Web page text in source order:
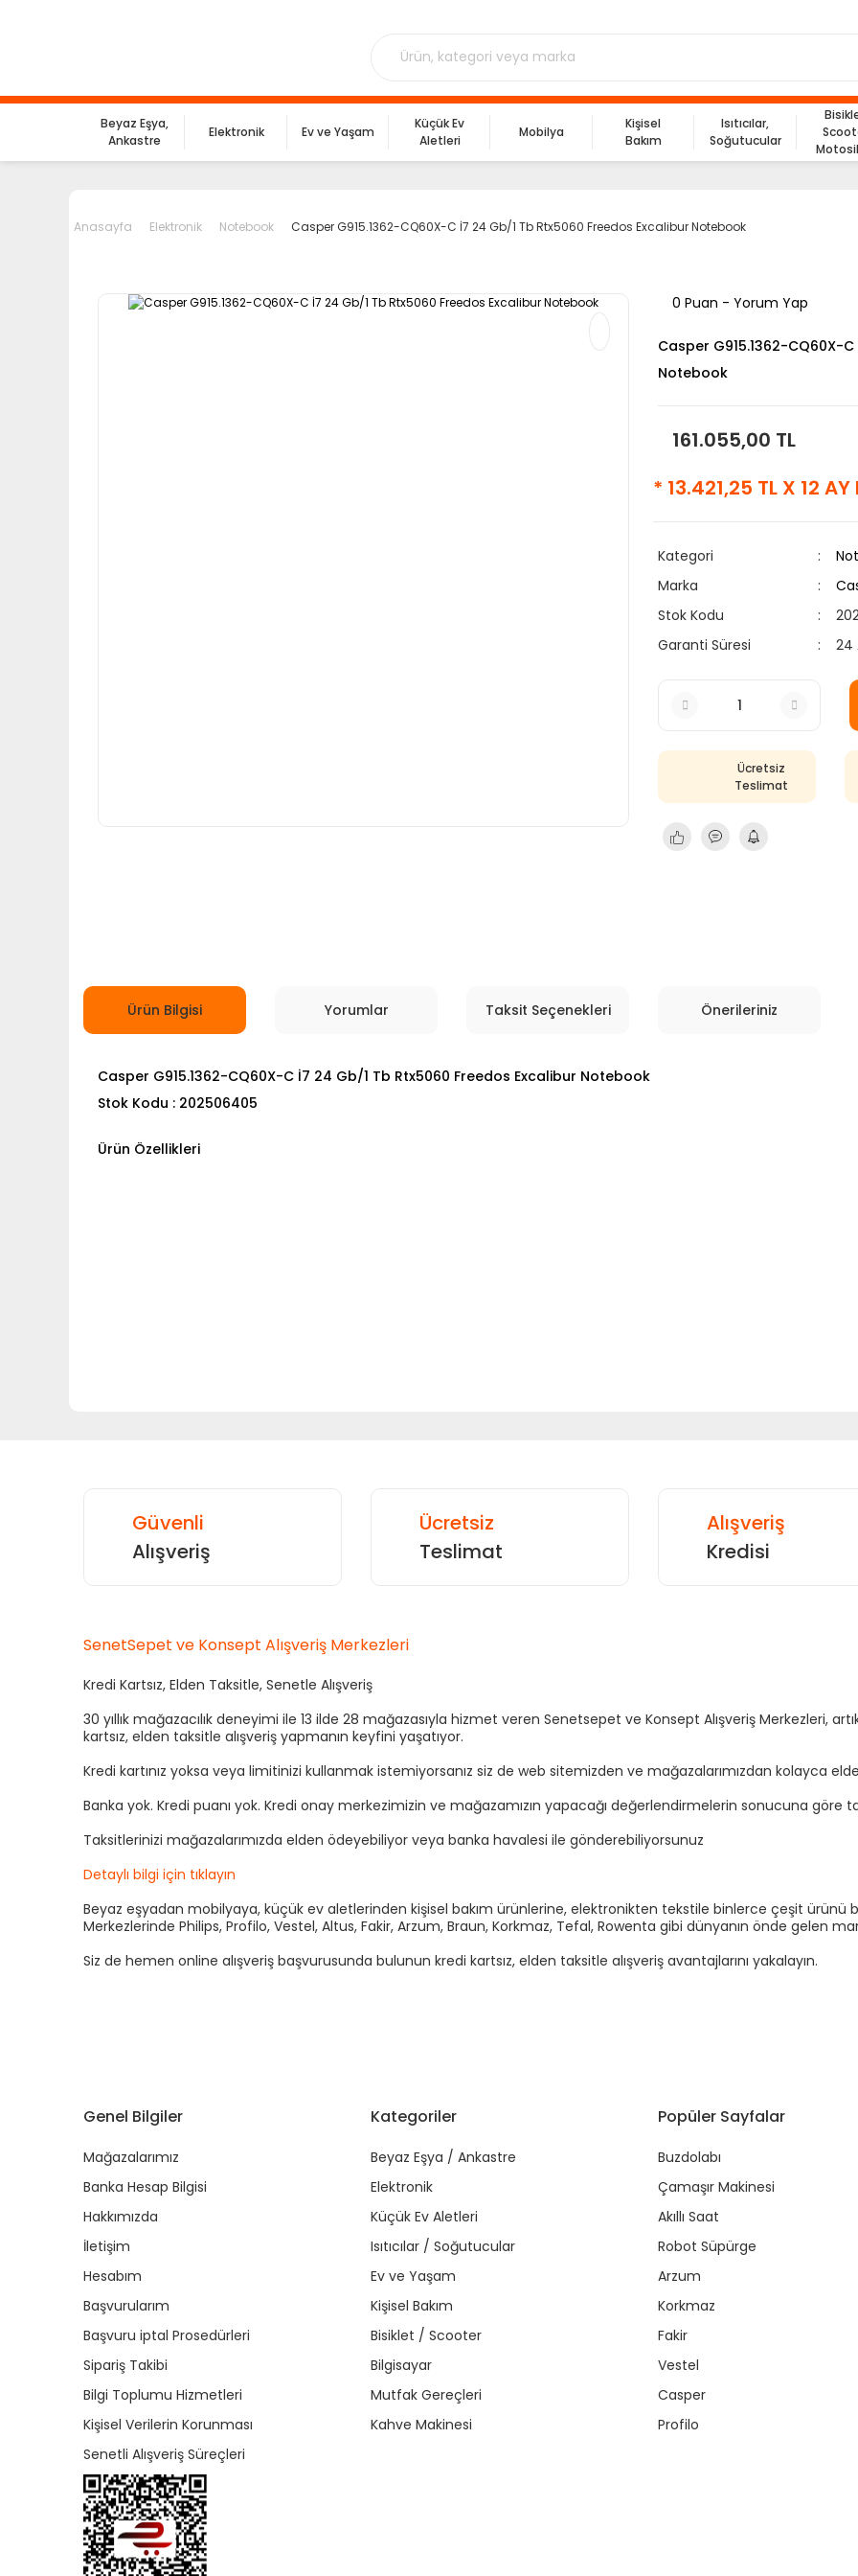
Beyaz Eşya,
Ankastre
Elektronik Ev ve Yaşam
Küçük Ev
Aletleri
Mobilya
Kişisel
Bakım
Isıtıcılar,
Soğutucular
Anasayfa Elektronik Notebook Casper G915.1362-CQ60X-C İ7 24 Gb/1 Tb Rtx5060 Freedos Excalibur Notebook
0 Puan - Yorum Yap
Casper G915.1362-CQ60X-
Notebook
161.055,00 TL
* 13.421,25 TL X 12 AY
Kategori
Marka
Stok Kodu
Garanti Süresi
24
Ücretsiz
Teslimat
Ürün Bilgisi Yorumlar Taksit Seçenekleri Önerileriniz
Casper G915.1362-CQ60X-C İ7 24 Gb/1 Tb Rtx5060 Freedos Excalibur Notebook
Stok Kodu : 202506405
Ürün Özellikleri
Güvenli
Alışveriş
Ücretsiz
Teslimat
Alışveriş
Kredisi
SenetSepet ve Konsept Alışveriş Merkezleri
Kredi Kartsız, Elden Taksitle, Senetle Alışveriş
30 yıllık mağazacılık deneyimi ile 13 ilde 28 mağazasıyla hizmet veren Senetsepet ve Konsept Alışveriş Merkezleri,
kartsız, elden taksitle alışveriş yapmanın keyfini yaşatıyor.
Kredi kartınız yoksa veya limitinizi kullanmak istemiyorsanız siz de web sitemizden ve mağazalarımızdan kolayca
Banka yok. Kredi puanı yok. Kredi onay merkezimizin ve mağazamızın yapacağı değerlendirmelerin sonucuna
Taksitlerinizi mağazalarımızda elden ödeyebiliyor veya banka havalesi ile gönderebiliyorsunuz
Detaylı bilgi için tıklayın
Beyaz eşyadan mobilyaya, küçük ev aletlerinden kişisel bakım ürünlerine, elektronikten tekstile binlerce çeşit ürünü
Merkezlerinde Philips, Profilo, Vestel, Altus, Fakir, Arzum, Braun, Korkmaz, Tefal, Rowenta gibi dünyanın önde gelen
Siz de hemen online alışveriş başvurusunda bulunun kredi kartsız, elden taksitle alışveriş avantajlarını yakalayın.
Genel Bilgiler
Mağazalarımız
Banka Hesap Bilgisi
Hakkımızda
İletişim
Hesabım
Başvurularım
Başvuru iptal Prosedürleri
Sipariş Takibi
Bilgi Toplumu Hizmetleri
Kişisel Verilerin Korunması
Senetli Alışveriş Süreçleri
Kategoriler
Beyaz Eşya / Ankastre
Elektronik
Küçük Ev Aletleri
Isıtıcılar / Soğutucular
Ev ve Yaşam
Kişisel Bakım
Bisiklet / Scooter
Bilgisayar
Mutfak Gereçleri
Kahve Makinesi
Popüler Sayfalar
Buzdolabı
Çamaşır Makinesi
Akıllı Saat
Robot Süpürge
Arzum
Korkmaz
Fakir
Vestel
Casper
Profilo